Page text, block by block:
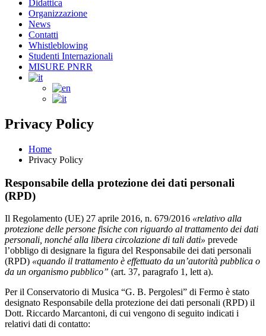
Didattica
Organizzazione
News
Contatti
Whistleblowing
Studenti Internazionali
MISURE PNRR
Privacy Policy
Home
Privacy Policy
Responsabile della protezione dei dati personali
(RPD)
Il Regolamento (UE) 27 aprile 2016, n. 679/2016 «relativo alla
protezione delle persone fisiche con riguardo al trattamento dei dati
personali, nonché alla libera circolazione di tali dati» prevede
l’obbligo di designare la figura del Responsabile dei dati personali
(RPD) «quando il trattamento è effettuato da un’autorità pubblica o
da un organismo pubblico” (art. 37, paragrafo 1, lett a).
Per il Conservatorio di Musica “G. B. Pergolesi” di Fermo è stato
designato Responsabile della protezione dei dati personali (RPD) il
Dott. Riccardo Marcantoni, di cui vengono di seguito indicati i
relativi dati di contatto: